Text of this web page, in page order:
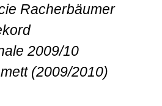
Racherbäumer
2009/10
(2009/2010)